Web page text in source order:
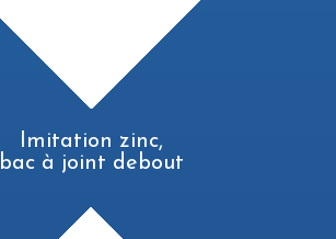
Imitation zinc,
bac à joint debout